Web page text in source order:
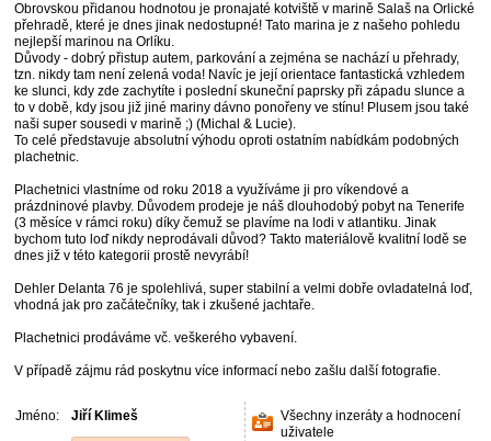
Obrovskou přidanou hodnotou je pronajaté kotviště v marině Salaš na Orlické
přehradě, které je dnes jinak nedostupné! Tato marina je z našeho pohledu
nejlepší marinou na Orlíku.
Důvody - dobrý přistup autem, parkování a zejména se nachází u přehrady,
tzn. nikdy tam není zelená voda! Navíc je její orientace fantastická vzhledem
ke slunci, kdy zde zachytíte i poslední skuneční paprsky při západu slunce a
to v době, kdy jsou již jiné mariny dávno ponořeny ve stínu! Plusem jsou také
naši super sousedi v marině ;) (Michal & Lucie).
To celé představuje absolutní výhodu oproti ostatním nabídkám podobných
plachetnic.
Plachetnici vlastníme od roku 2018 a využíváme ji pro víkendové a
prázdninové plavby. Důvodem prodeje je náš dlouhodobý pobyt na Tenerife
(3 měsíce v rámci roku) díky čemuž se plavíme na lodi v atlantiku. Jinak
bychom tuto loď nikdy neprodávali důvod? Takto materiálově kvalitní lodě se
dnes již v této kategorii prostě nevyrábí!
Dehler Delanta 76 je spolehlivá, super stabilní a velmi dobře ovladatelná loď,
vhodná jak pro začátečníky, tak i zkušené jachtaře.
Plachetnici prodáváme vč. veškerého vybavení.
V případě zájmu rád poskytnu více informací nebo zašlu další fotografie.
Jméno: Jiří Klimeš
Všechny inzeráty a hodnocení
uživatele